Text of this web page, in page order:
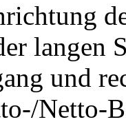
langen
und
Netto-